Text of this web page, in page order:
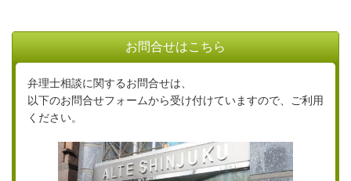
お問合せはこちら
弁理士相談に関するお問合せは、
以下のお問合せフォームから受け付けていますので、ご利用
ください。